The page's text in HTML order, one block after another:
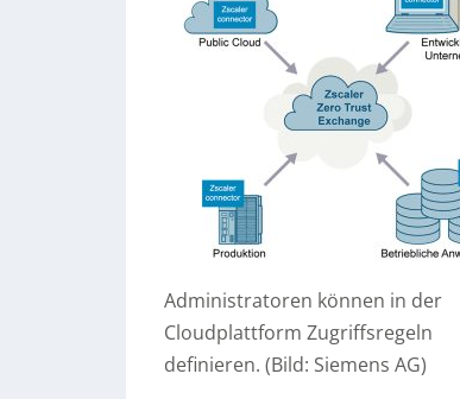
Administratoren können in der
Cloudplattform Zugriffsregeln
definieren. (Bild: Siemens AG)